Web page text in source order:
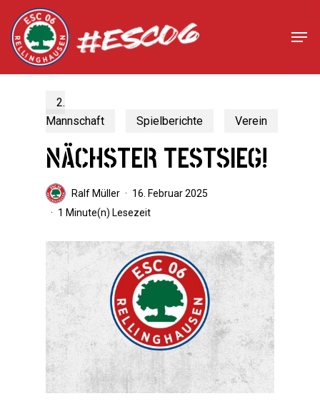
main
content
2.
Mannschaft
Spielberichte Verein
NÄCHSTER TESTSIEG!
Ralf Müller
16. Februar 2025
1 Minute(n) Lesezeit
Close